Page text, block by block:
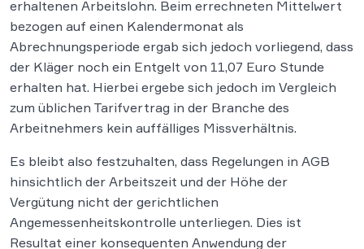
erhaltenen Arbeitslohn. Beim errechneten Mittelwert
bezogen auf einen Kalendermonat als
Abrechnungsperiode ergab sich jedoch vorliegend, dass
der Kläger noch ein Entgelt von 11,07 Euro Stunde
erhalten hat. Hierbei ergebe sich jedoch im Vergleich
zum üblichen Tarifvertrag in der Branche des
Arbeitnehmers kein auffälliges Missverhältnis.
Es bleibt also festzuhalten, dass Regelungen in AGB
hinsichtlich der Arbeitszeit und der Höhe der
Vergütung nicht der gerichtlichen
Angemessenheitskontrolle unterliegen. Dies ist
Resultat einer konsequenten Anwendung der